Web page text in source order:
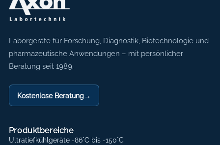
Axon Labortechnik
Laborgeräte für Forschung, Diagnostik, Biotechnologie und
pharmazeutische Anwendungen – mit persönlicher
Beratung seit 1989.
Kostenlose Beratung→
Produktbereiche
Ultratiefkühlgeräte -86°C bis -150°C